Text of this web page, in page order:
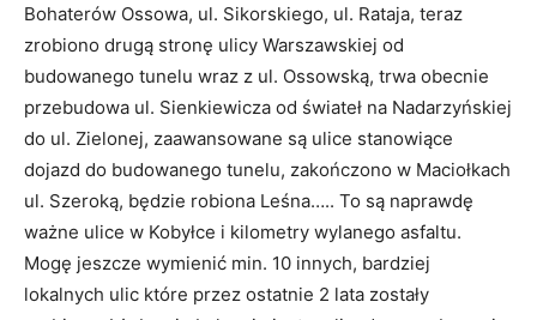
Bohaterów Ossowa, ul. Sikorskiego, ul. Rataja, teraz
zrobiono drugą stronę ulicy Warszawskiej od
budowanego tunelu wraz z ul. Ossowską, trwa obecnie
przebudowa ul. Sienkiewicza od świateł na Nadarzyńskiej
do ul. Zielonej, zaawansowane są ulice stanowiące
dojazd do budowanego tunelu, zakończono w Maciołkach
ul. Szeroką, będzie robiona Leśna….. To są naprawdę
ważne ulice w Kobyłce i kilometry wylanego asfaltu.
Mogę jeszcze wymienić min. 10 innych, bardziej
lokalnych ulic które przez ostatnie 2 lata zostały